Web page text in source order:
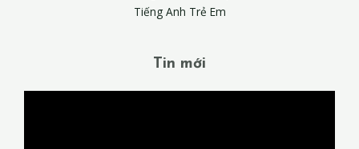
Tiếng Anh Trẻ Em
Tin mới